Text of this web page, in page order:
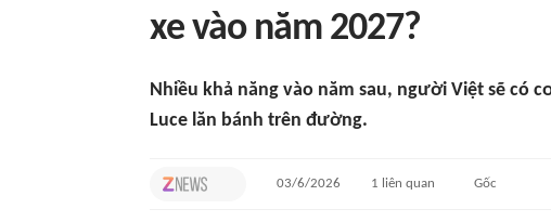
xe vào năm 2027?
Nhiều khả năng vào năm sau, người Việt sẽ có
Luce lăn bánh trên đường.
03/6/2026 1 liên quan Gốc